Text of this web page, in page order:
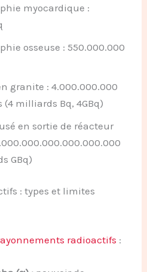
myocardique :
osseuse : 550.000.000
granite : 4.000.000.000
(4 milliards Bq, 4GBq)
en sortie de réacteur
GBq)
: types et limites
radioactifs :